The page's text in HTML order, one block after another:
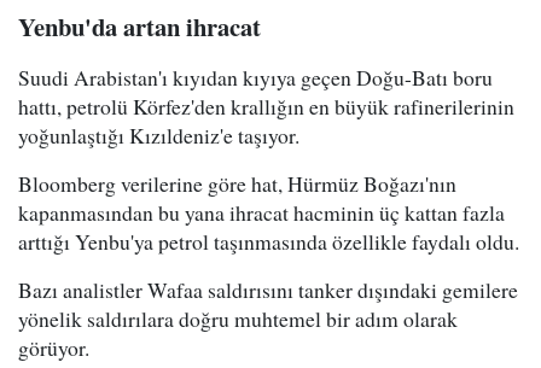
Yenbu'da artan ihracat
Suudi Arabistan'ı kıyıdan kıyıya geçen Doğu-Batı boru
hattı, petrolü Körfez'den krallığın en büyük rafinerilerinin
yoğunlaştığı Kızıldeniz'e taşıyor.
Bloomberg verilerine göre hat, Hürmüz Boğazı'nın
kapanmasından bu yana ihracat hacminin üç kattan fazla
arttığı Yenbu'ya petrol taşınmasında özellikle faydalı oldu.
Bazı analistler Wafaa saldırısını tanker dışındaki gemilere
yönelik saldırılara doğru muhtemel bir adım olarak
görüyor.